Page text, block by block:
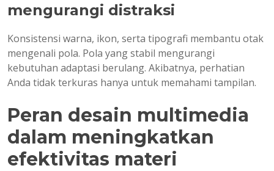
mengurangi distraksi
Konsistensi warna, ikon, serta tipografi membantu otak
mengenali pola. Pola yang stabil mengurangi
kebutuhan adaptasi berulang. Akibatnya, perhatian
Anda tidak terkuras hanya untuk memahami tampilan.
Peran desain multimedia
dalam meningkatkan
efektivitas materi